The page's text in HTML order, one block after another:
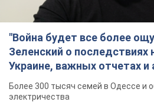
"Война будет все более
Зеленский о последствиях
Украине, важных отчетах и
противника. Видео
Более 300 тысяч семей в Одессе и
электричества